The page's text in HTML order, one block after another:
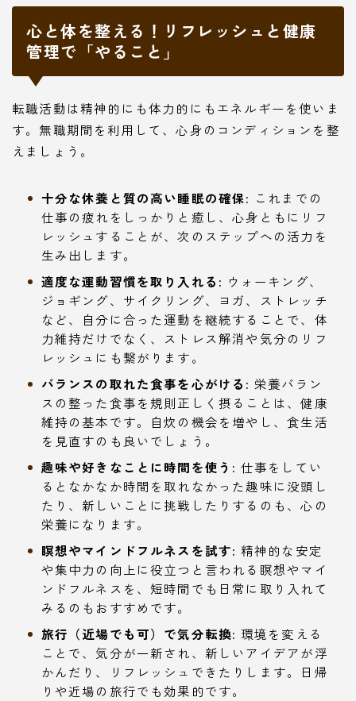
心と体を整える！リフレッシュと健康
管理で「やること」
転職活動は精神的にも体力的にもエネルギーを使いま
す。無職期間を利用して、心身のコンディションを整
えましょう。
十分な休養と質の高い睡眠の確保: これまでの
仕事の疲れをしっかりと癒し、心身ともにリフ
レッシュすることが、次のステップへの活力を
生み出します。
適度な運動習慣を取り入れる: ウォーキング、
ジョギング、サイクリング、ヨガ、ストレッチ
など、自分に合った運動を継続することで、体
力維持だけでなく、ストレス解消や気分のリフ
レッシュにも繋がります。
バランスの取れた食事を心がける: 栄養バラン
スの整った食事を規則正しく摂ることは、健康
維持の基本です。自炊の機会を増やし、食生活
を見直すのも良いでしょう。
趣味や好きなことに時間を使う: 仕事をしてい
るとなかなか時間を取れなかった趣味に没頭し
たり、新しいことに挑戦したりするのも、心の
栄養になります。
瞑想やマインドフルネスを試す: 精神的な安定
や集中力の向上に役立つと言われる瞑想やマイ
ンドフルネスを、短時間でも日常に取り入れて
みるのもおすすめです。
旅行（近場でも可）で気分転換: 環境を変える
ことで、気分が一新され、新しいアイデアが浮
かんだり、リフレッシュできたりします。日帰
りや近場の旅行でも効果的です。